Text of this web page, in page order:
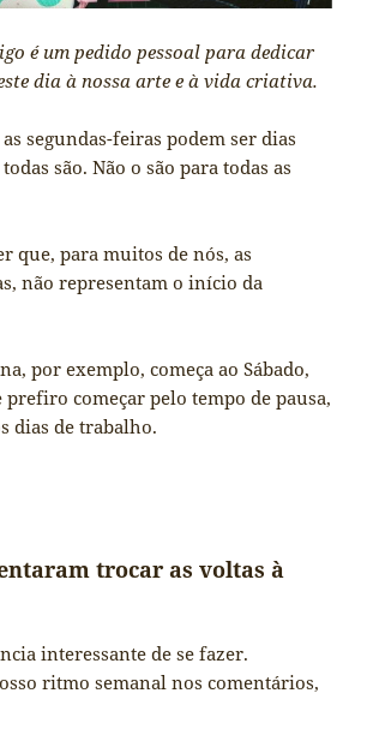
é um pedido pessoal para dedicar
dia à nossa arte e à vida criativa.
segundas-feiras podem ser dias
são. Não o são para todas as
que, para muitos de nós, as
não representam o início da
por exemplo, começa ao Sábado,
prefiro começar pelo tempo de pausa,
dias de trabalho.
trocar as voltas à
interessante de se fazer.
ritmo semanal nos comentários,